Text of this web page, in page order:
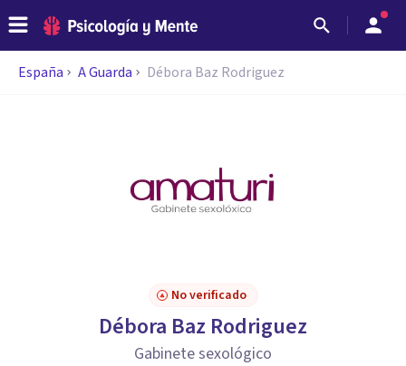
España A Guarda Débora Baz Rodriguez
No verificado
Débora Baz Rodriguez
Gabinete sexológico